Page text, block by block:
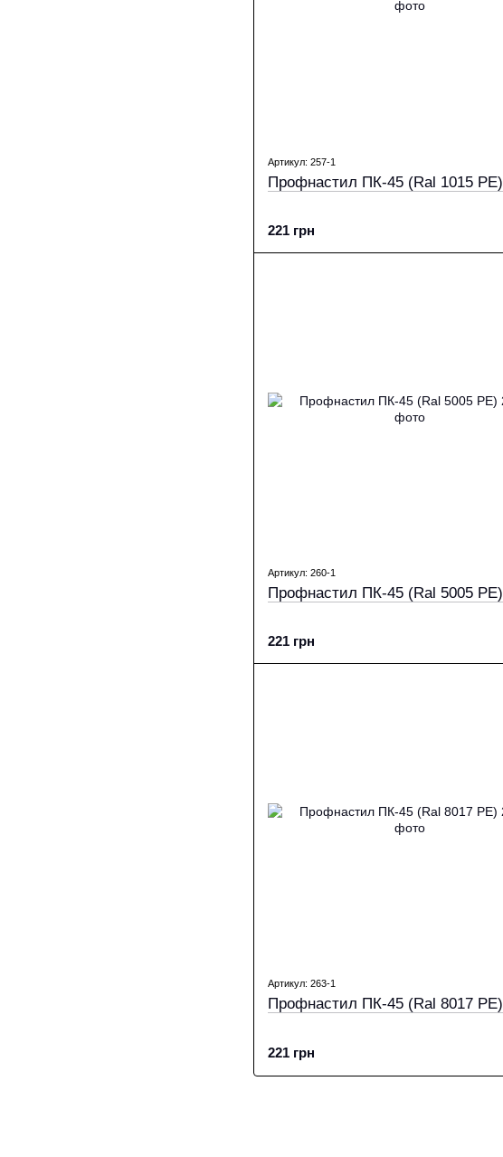
Артикул: 257-1
Профнастил ПК-45 (Ral 1015 PE)
221 грн
Артикул: 260-1
Профнастил ПК-45 (Ral 5005 PE)
221 грн
Артикул: 263-1
Профнастил ПК-45 (Ral 8017 PE)
221 грн